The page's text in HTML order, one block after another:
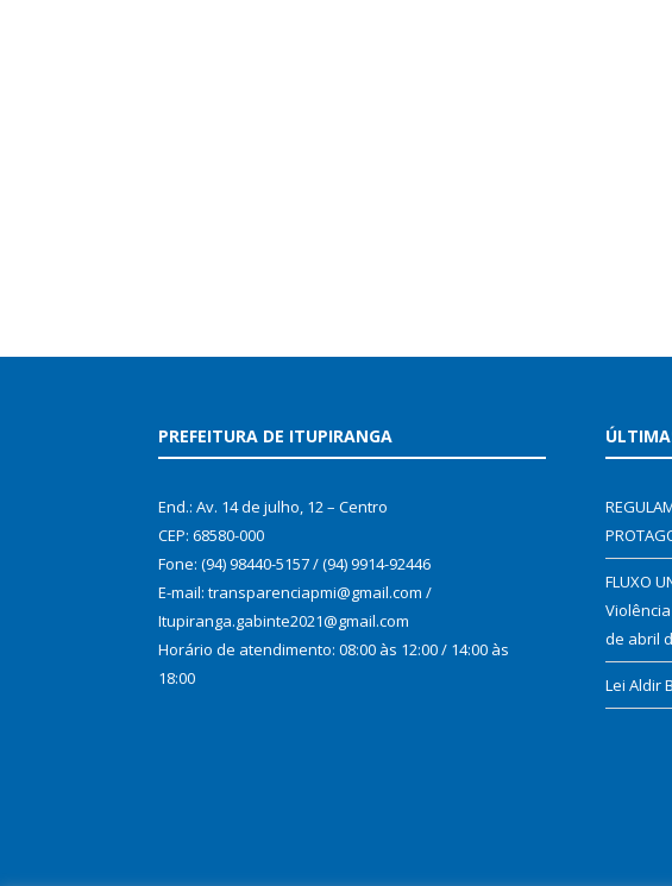
PREFEITURA DE ITUPIRANGA
End.: Av. 14 de julho, 12 – Centro
CEP: 68580-000
Fone: (94) 98440-5157 / (94) 9914-92446
E-mail: transparenciapmi@gmail.com /
Itupiranga.gabinte2021@gmail.com
Horário de atendimento: 08:00 às 12:00 / 14:00 às
18:00
FLUXO
de abril
Lei Aldir